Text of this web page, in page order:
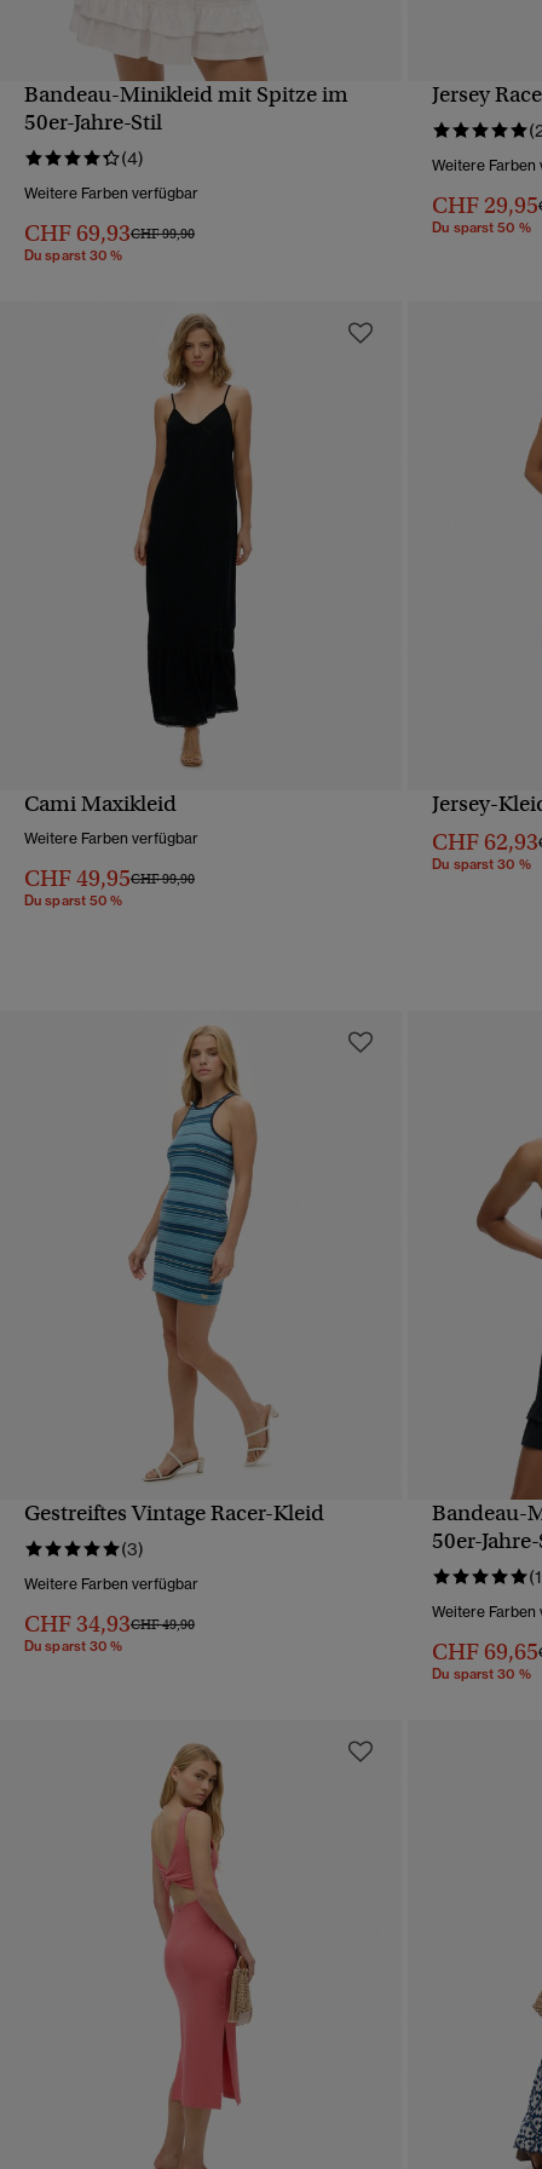
SCHNELLANSICHT
Bandeau-Minikleid mit Spitze im
50er-Jahre-Stil
(4)
Weitere Farben verfügbar
CHF 69,93Preis wurde reduziert von
CHF 99,90bis
Du sparst 30 %
Jersey
Weitere Farben
CHF 29,95
Du sparst 50 %
Cami Maxikleid
Weitere Farben verfügbar
CHF 49,95Preis wurde reduziert von
CHF 99,90bis
Du sparst 50 %
Jersey-
CHF 62,93
Du sparst 30 %
SCHNELLANSICHT
Gestreiftes Vintage Racer-Kleid
(3)
Weitere Farben verfügbar
CHF 34,93Preis wurde reduziert von
CHF 49,90bis
Du sparst 30 %
Bandeau-
50er-
Weitere Farben
CHF 69,65
Du sparst 30 %